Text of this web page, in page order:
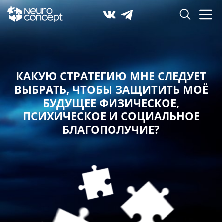
КАКУЮ СТРАТЕГИЮ МНЕ СЛЕДУЕТ
ВЫБРАТЬ,ЧТОБЫ ЗАЩИТИТЬ МОЁ
БУДУЩЕЕ ФИЗИЧЕСКОЕ,
ПСИХИЧЕСКОЕ И СОЦИАЛЬНОЕ
БЛАГОПОЛУЧИЕ?